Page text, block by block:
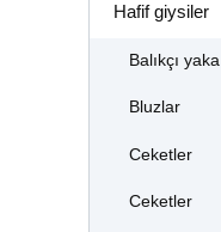
Hafif giysiler
Balıkçı yaka
Bluzlar
Ceketler
Ceketler